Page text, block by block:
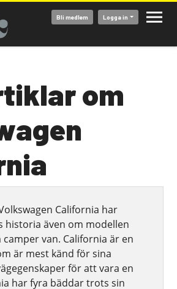
Bli medlem Logga in
om
California har
historia även om modellen
van. California är en
är mest känd för sina
för att vara en
har fyra bäddar trots sin